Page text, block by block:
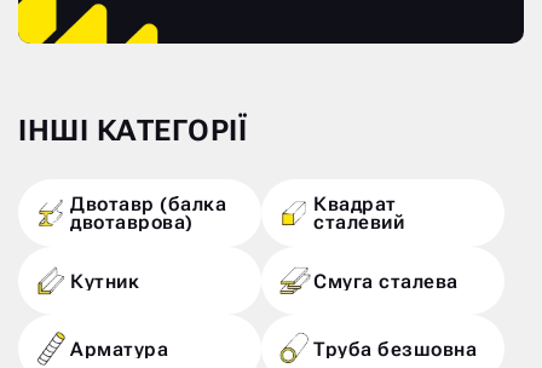
ІНШІ КАТЕГОРІЇ
Двотавр (балка
двотаврова)
Квадрат
сталевий
Кутник Смуга сталева
Арматура Труба безшовна